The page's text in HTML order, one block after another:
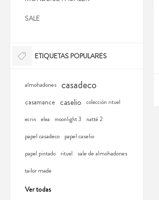
SALE
ETIQUETAS POPULARES
almohadones casadeco
casamance caselio colección rituel
ecrin elea moonlight 3 natté 2
papel casadeco papel caselio
papel pintado rituel
sale de almohadones
tailor made
Ver todas